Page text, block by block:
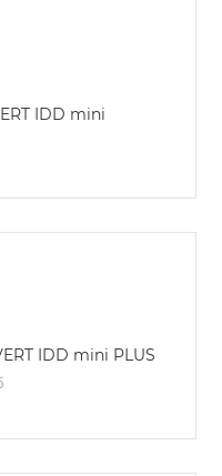
IDD mini
IDD mini PLUS